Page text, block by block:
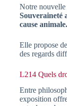
Notre
Souveraineté
cause animale.
Elle propose
des regards
L214 Quels
Entre
exposition